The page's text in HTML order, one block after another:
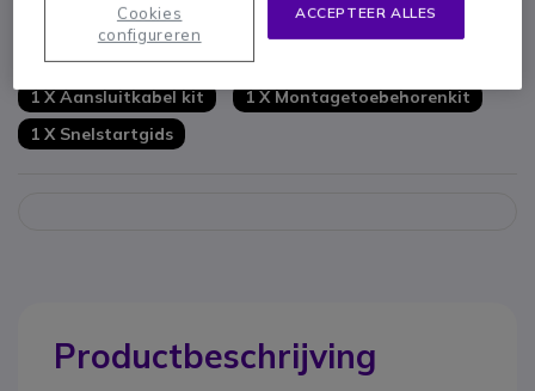
2 extra microfoonmodules beschikbaar
Elk met 8 microfoons met 2 meter pickup
Bedieningspaneel met groot 25,65cm touch screen
1280 x 800 pixel LCD resolutie + geïntegreerde
oriëntatiesensoren
Gecertificeerde en toegewijde Google Meet oplossing
2 X Microfoon modules
1 X Aanrakingscontrolemechanisme
1 X Aansluitkabel kit
1 X Montagetoebehorenkit
1 X Snelstartgids
Productbeschrijving
ACCEPTEER ALLES
Cookies
configureren